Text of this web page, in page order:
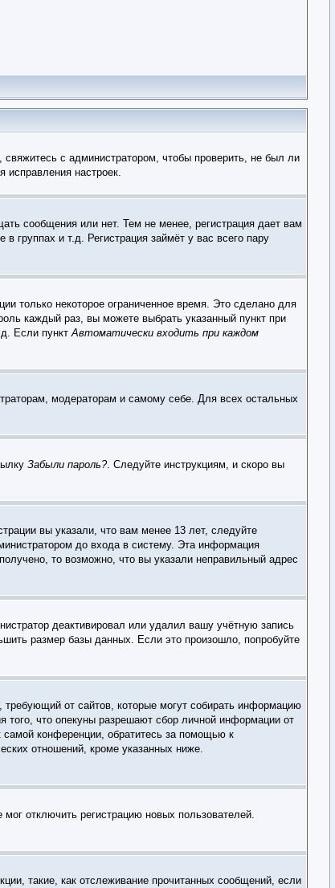
с администратором, чтобы проверить, не был ли
исправления настроек.
сообщения или нет. Тем не менее, регистрация дает вам
группах и т.д. Регистрация займёт у вас всего пару
только некоторое ограниченное время. Это сделано для
каждый раз, вы можете выбрать указанный пункт при
Если пунктАвтоматически входить при каждом
модераторам и самому себе. Для всех остальных
Забыли пароль?. Следуйте инструкциям, и скоро вы
вы указали, что вам менее 13 лет, следуйте
до входа в систему. Эта информация
то возможно, что вы указали неправильный адрес
деактивировал или удалил вашу учётную запись
размер базы данных. Если это произошло, попробуйте
от сайтов, которые могут собирать информацию
того, что опекуны разрешают сбор личной информации от
конференции, обратитесь за помощью к
отношений, кроме указанных ниже.
отключить регистрацию новых пользователей.
такие, как отслеживание прочитанных сообщений, если